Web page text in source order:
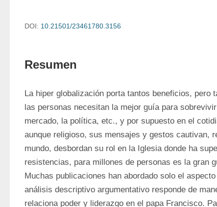
DOI: 10.21501/23461780.3156
Resumen
La hiper globalización porta tantos beneficios, pero
las personas necesitan la mejor guía para
mercado, la política, etc., y por supuesto en el
aunque religioso, sus mensajes y gestos cautivan,
mundo, desbordan su rol en la Iglesia donde ha
resistencias, para millones de personas es la gran
Muchas publicaciones han abordado solo el
análisis descriptivo argumentativo responde de
relaciona poder y liderazgo en el papa Francisco.